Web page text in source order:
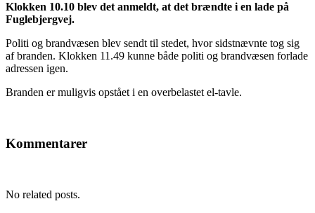
Klokken 10.10 blev det anmeldt, at det brændte i en lade på
Fuglebjergvej.
Politi og brandvæsen blev sendt til stedet, hvor sidstnævnte tog sig
af branden. Klokken 11.49 kunne både politi og brandvæsen forlade
adressen igen.
Branden er muligvis opstået i en overbelastet el-tavle.
Kommentarer
No related posts.